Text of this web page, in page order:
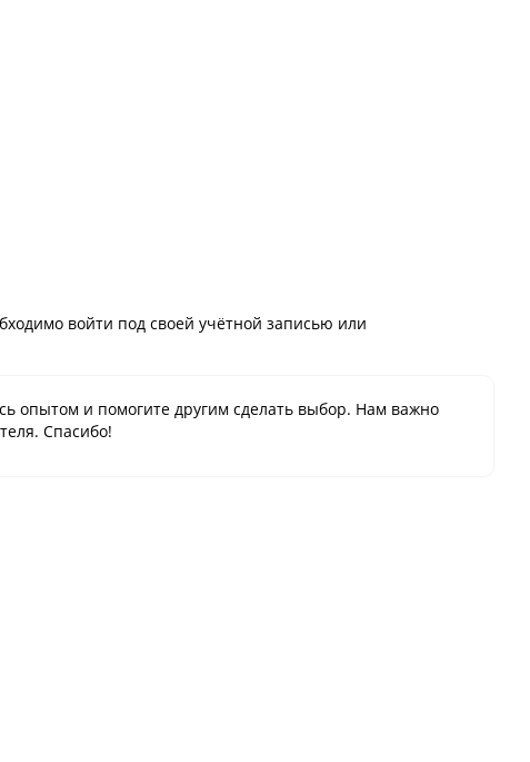
войти под своей учётной записью или
опытом и помогите другим сделать выбор. Нам важно
Спасибо!